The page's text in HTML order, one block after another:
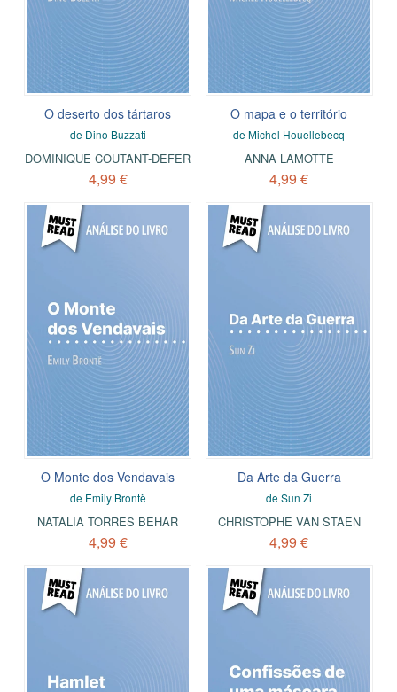
O deserto dos tártaros
de Dino Buzzati
DOMINIQUE COUTANT-DEFER
4,99 €
O mapa e o território
de Michel Houellebecq
ANNA LAMOTTE
4,99 €
O Monte dos Vendavais
de Emily Brontë
NATALIA TORRES BEHAR
4,99 €
Da Arte da Guerra
de Sun Zi
CHRISTOPHE VAN STAEN
4,99 €